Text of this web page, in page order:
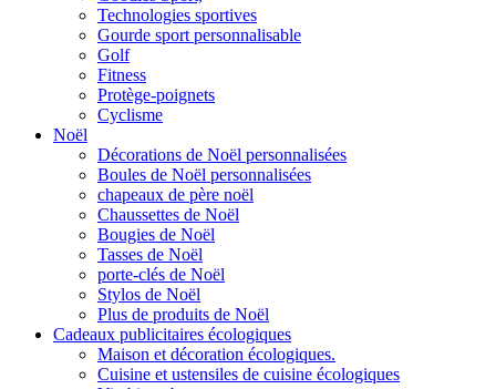
Technologies sportives
Gourde sport personnalisable
Golf
Fitness
Protège-poignets
Cyclisme
Noël
Décorations de Noël personnalisées
Boules de Noël personnalisées
chapeaux de père noël
Chaussettes de Noël
Bougies de Noël
Tasses de Noël
porte-clés de Noël
Stylos de Noël
Plus de produits de Noël
Cadeaux publicitaires écologiques
Maison et décoration écologiques.
Cuisine et ustensiles de cuisine écologiques